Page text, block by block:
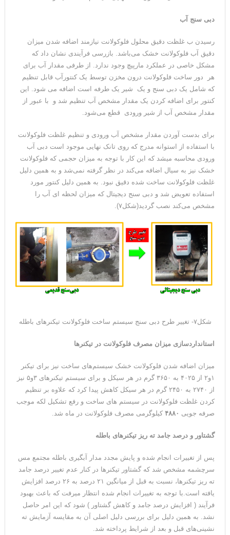
دبی سنج آب
رسیدن ب غلظت دقیق محلول فلوکولانت نیازمند اضافه شدن میزان
دقیق آب فلوکولانت خشک می‌باشد. بازرسی فرآیندی نشان داد که
مشکل خاصی در عملکرد مارپیچ وجود ندارد. از طرفی مقدار آب برای
هر دور ساخت فلوکولانت درون مخزن توسط یک کنتورآب قابل تنظیم
که شامل یک دبی سنج و یک شیر یک طرفه است اضافه می شود. این
کنتور برای اضافه کردن یک مقدار مشخص آب تنظیم شد و با عبور از
مقدار مشخص آب از شیر ورودی قطع می‌شود.
برای بدست آوردن مقدار مشخص آب ورودی و تنظیم غلظت فلوکولانت
با استفاده از استوانه مدرج که روی تانک نهایی موجود است دبی آب
ورودی محاسبه میشد که این کار با توجه به میزان حجمی که فلوکولانت
خشک نیز به سیال اضافه می‌کند در نظر گرفته نمی‌شد و به همین دلیل
غلظت فلوکولانت ساخت شده دقیق نبود. به همین دلیل کنتور مورد
استفاده تعویض شد و دبی سنج دیجیتال که میزان لحظه ای آب را
مشخص می‌کند نصب گردید(شکل۷).
شکل۷- تغییر طرح دبی سنج سیستم ساخت فلوکولانت تیکنرهای باطله
استانداردسازی میزان مصرف فلوکولانت در تیکنرها
میزان اضافه شدن فلوکولانت خشک سیستم‌های ساخت نیز برای تیکنر
۱و۲ از ۴۰۲۵ به ۳۶۵۰ گرم در هر سیکل و برای سیستم تیکنرهای ۳و۵ نیز
از ۲۷۴۰ به ۲۴۵۰ گرم در هر سیکل کاهش پیدا کرد که علاوه بر تنظیم
کردن غلظت فلوکولانت در سیستم های ساخت و رفع تشکیل لکه موجب
صرفه جویی ۴۸۸۰کیلوگرمی مصرف فلوکولانت در ماه شد.
گشتاور و درصد جامد ته ریز تیکنرهای باطله
پس از تغییرات انجام شده و پایش مجدد مدار آبگیری باطله مجتمع مس
سرچشمه مشخص شد که گشتاور تیکنرها در کنار عدم تغییر درصد جامد
ته ریز تیکنرها، نسبت به قبل از میانگین ۲۱ درصد به ۲۶ درصد افزایش
یافته است.با توجه به تغییرات انجام شده انتظار میرفت که باعث بهبود
فرآیند ( افزایش درصد جامد و کاهش گشتاور ) شود که این امر حاصل
نشد. به همین دلیل برای بررسی دلیل اصلی آن به مقایسه آزمایش ته
نشینی‌های قبل و بعد از شرایط پرداخته شد.